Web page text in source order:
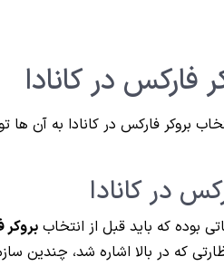
فارکس در کانادا
بروکر فارکس در کانادا به آن ها
بوده که باید قبل از انتخاب
که در بالا اشاره شد، چندین